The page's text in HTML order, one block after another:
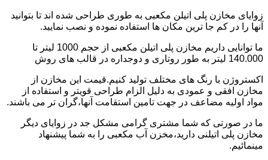
زوایای مخازن پلی اتیلن مکعبی به طوری طراحی شده اند تا بتوانید
آنها را در کم جا ترین مکان ها استفاده نموده و نصب نمایید.
ما توانایی داریم مخازن پلی اتیلن مکعبی از حجم 1000 لیتر تا
140.000 لیتر به طور روتاری و دوجداره در قالب های روش
اکستروژن با رنگ های مختلف تولید کنیم.قیمت این مخازن از
مخازن افقی و عمودی به دلیل الزام طراحی قویتر و استفاده از
مواد اولیه مضاعف در جهت تامین استقامت آنها،گران تر می باشند.
ما در صورتی که شما مشتری گرامی مشکل جد در زوایای دیگر
مخازن پلی اتیلنی دارید،مخزن آب مکعبی را به شما پیشنهاد
مینمائیم.